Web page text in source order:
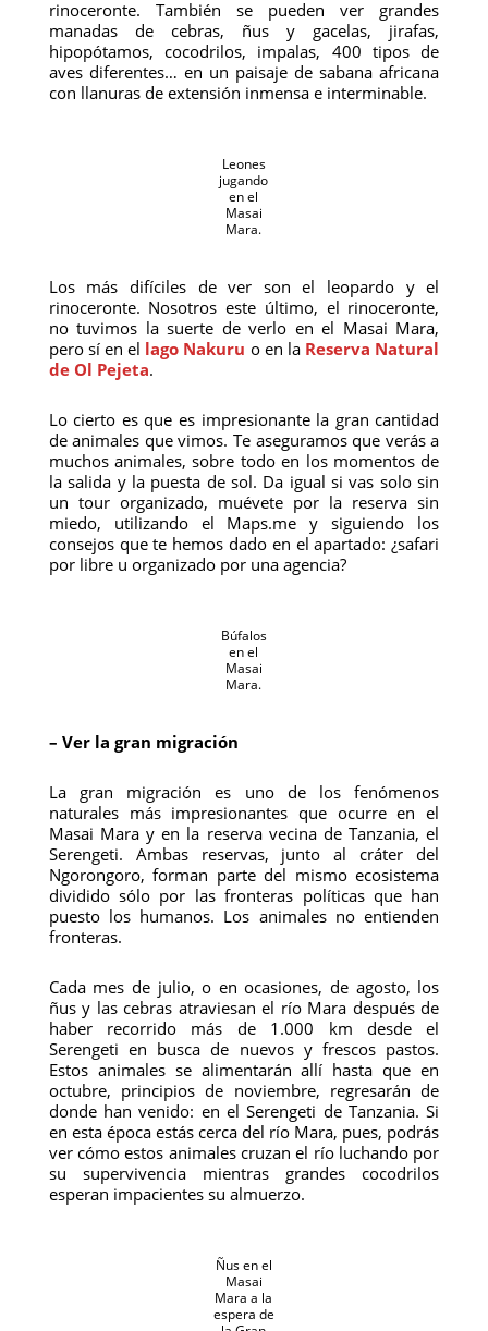
rinoceronte. También se pueden ver grandes
manadas de cebras, ñus y gacelas, jirafas,
hipopótamos, cocodrilos, impalas, 400 tipos de
aves diferentes… en un paisaje de sabana africana
con llanuras de extensión inmensa e interminable.
Leones
jugando
en el
Masai
Mara.
Los más difíciles de ver son el leopardo y el
rinoceronte. Nosotros este último, el rinoceronte,
no tuvimos la suerte de verlo en el Masai Mara,
pero sí en el lago Nakuru o en la Reserva Natural
de Ol Pejeta.
Lo cierto es que es impresionante la gran cantidad
de animales que vimos. Te aseguramos que verás a
muchos animales, sobre todo en los momentos de
la salida y la puesta de sol. Da igual si vas solo sin
un tour organizado, muévete por la reserva sin
miedo, utilizando el Maps.me y siguiendo los
consejos que te hemos dado en el apartado: ¿safari
por libre u organizado por una agencia?
Búfalos
en el
Masai
Mara.
– Ver la gran migración
La gran migración es uno de los fenómenos
naturales más impresionantes que ocurre en el
Masai Mara y en la reserva vecina de Tanzania, el
Serengeti. Ambas reservas, junto al cráter del
Ngorongoro, forman parte del mismo ecosistema
dividido sólo por las fronteras políticas que han
puesto los humanos. Los animales no entienden
fronteras.
Cada mes de julio, o en ocasiones, de agosto, los
ñus y las cebras atraviesan el río Mara después de
haber recorrido más de 1.000 km desde el
Serengeti en busca de nuevos y frescos pastos.
Estos animales se alimentarán allí hasta que en
octubre, principios de noviembre, regresarán de
donde han venido: en el Serengeti de Tanzania. Si
en esta época estás cerca del río Mara, pues, podrás
ver cómo estos animales cruzan el río luchando por
su supervivencia mientras grandes cocodrilos
esperan impacientes su almuerzo.
Ñus en el
Masai
Mara a la
espera de